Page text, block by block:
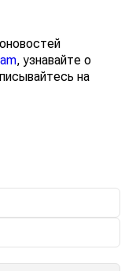
, узнавайте о
на